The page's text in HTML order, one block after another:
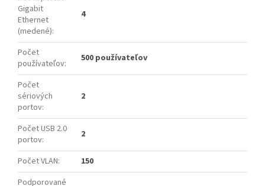
Gigabit
Ethernet
(medené):
4
Počet
používateľov: 500 používateľov
Počet
sériových
portov:
2
Počet USB 2.0
portov: 2
Počet VLAN:
150
Podporované